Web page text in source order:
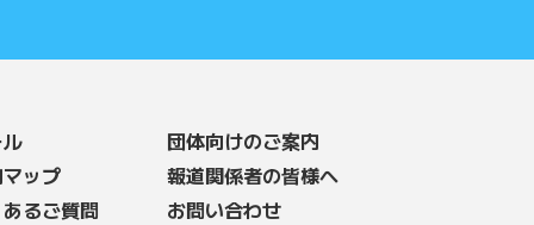
ップ
るご質問
団体向けのご案内
報道関係者の皆様へ
お問い合わせ